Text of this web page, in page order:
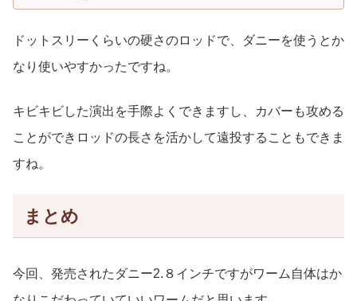
ドットスリーくらいの硬さのロッドで、ダニーを使うとか
なり使いやすかったですね。
キビキビした演出を手際よくできますし、カバーも攻める
ことができロッドの長さを活かして遠投することもできま
すね。
まとめ
今回、発売されたダニー2.８インチですがワーム自体はか